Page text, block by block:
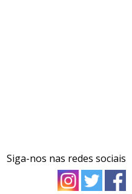
Siga-nos nas redes sociais